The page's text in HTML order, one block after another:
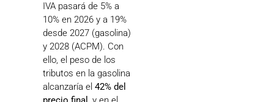
IVA pasará de 5% a
10% en 2026 y a 19%
desde 2027 (gasolina)
y 2028 (ACPM). Con
ello, el peso de los
tributos en la gasolina
alcanzaría el 42% del